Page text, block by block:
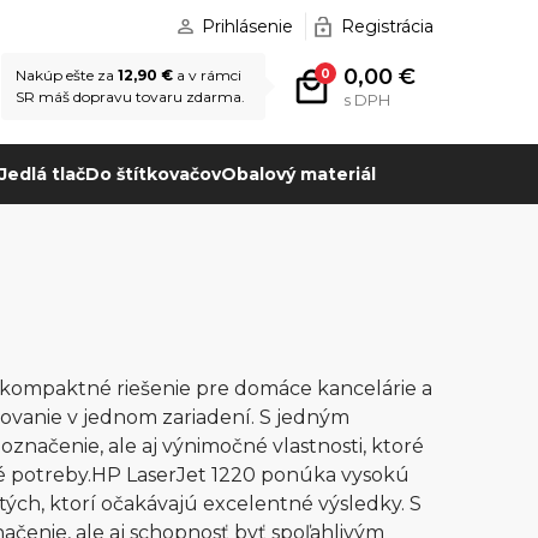
Prihlásenie Registrácia
0 0,00 €
s DPH
Nakúp ešte za 12,90 € a v rámci
SR máš dopravu tovaru zdarma.
tlačDo štítkovačovObalový materiál
riešenie pre domáce kancelárie a
v jednom zariadení. S jedným
ale aj výnimočné vlastnosti, ktoré
LaserJet 1220 ponúka vysokú
ktorí očakávajú excelentné výsledky. S
ale aj schopnosť byť spoľahlivým